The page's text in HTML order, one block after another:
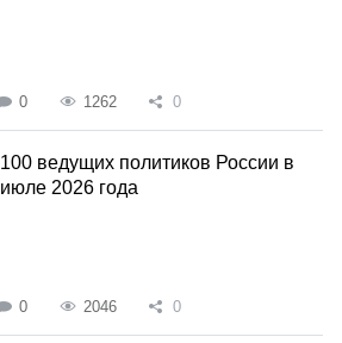
0 1262 0
100 ведущих политиков России в
июле 2026 года
0 2046 0